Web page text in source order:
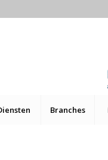
Branches